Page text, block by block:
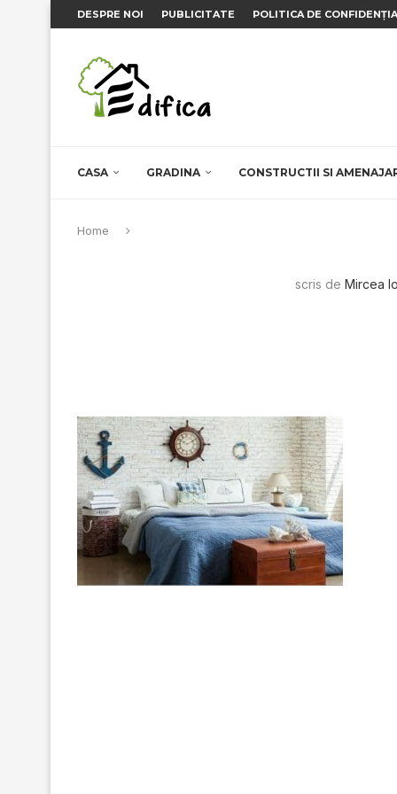
DESPRE NOI PUBLICITATE POLITICA DE
CASA GRADINA CONSTRUCTII SI
Home
scris deMircea